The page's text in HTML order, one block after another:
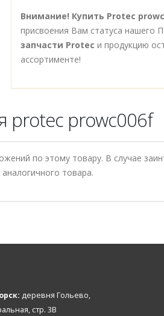
Внимание! Купить Protec
присвоения Вам статуса нашего
запчасти Protec и продукцию
ассортименте!
protec prowc006f
по этому товару. В случае
товара.
деревня Гольево,
стр. 3В